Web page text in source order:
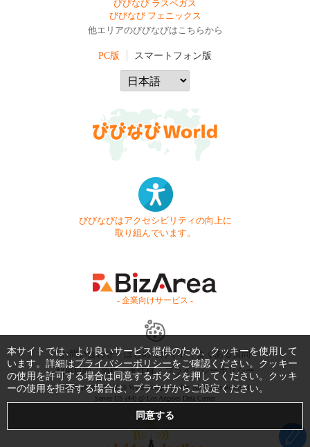
びびなび ラスベガス
びびなび フェニックス
他エリアのびびなびはこちらから
PC版 スマートフォン版
びびなびはアクセシビリティの向上に
取り組んでいます。
- 企業向けサービス -
お問い合わせ はじめてガイド
よくある質問
利用規約
商標・著作権 プライバシーポリシー
Copyright © 1999-2026 Vivid Navigation, Inc. All Rights Reserved.
Server US (44) @ Los Angeles Data Center
本サイトでは、より良いサービス提供のため、クッキーを使用して
います。詳細はプライバシーポリシーをご確認ください。クッキー
の使用を許可する場合は同意するボタンを押してください。クッキ
ーの使用を拒否する場合は、ブラウザからご設定ください。